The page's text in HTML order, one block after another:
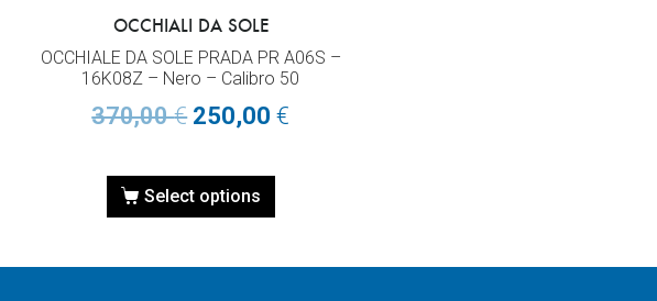
OCCHIALI DA SOLE
OCCHIALE DA SOLE PRADA PR A06S –
16K08Z – Nero – Calibro 50
370,00€ 250,00€
Select options